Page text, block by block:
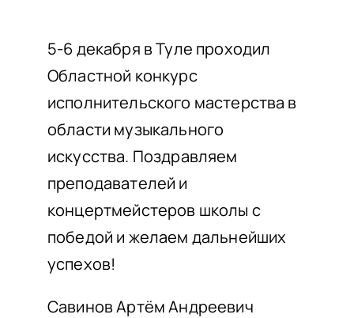
О ПРИЕМЕ
ОБУЧАЮЩИМСЯ
СВЕДЕНИЯ ОБ ОО
КОНТАКТЫ
ОТЗЫВЫ
5-6 декабря в Туле проходил
Областной конкурс
исполнительского мастерства в
области музыкального
искусства. Поздравляем
преподавателей и
концертмейстеров школы с
победой и желаем дальнейших
успехов!
Савинов Артём Андреевич